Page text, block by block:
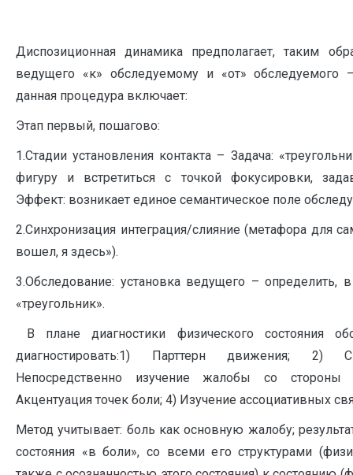
Диспозиционная динамика предполагает, таким
ведущего «к» обследуемому и «от»
данная процедура включает:
Этап первый, пошагово:
1.Стадии установления контакта – Задача:
фигуру и встретиться с точкой фокусировки,
Эффект: возникает единое семантическое поле
2.Синхронизация интеграция/слияние (метафора для
вошел, я здесь»).
3.Обследование: установка ведущего – определить,
«треугольник».
В плане диагностики физического состояния
диагностировать:1) Парттерн движения; 2)
Непосредственно изучение жалобы со стороны
Акцентуация точек боли; 4) Изучение ассоциативных
Метод учитывает: боль как основную жалобу;
состояния «в боли», со всеми его структурами